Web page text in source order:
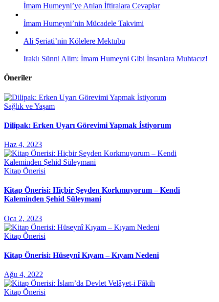
İmam Humeyni’ye Atılan İftiralara Cevaplar
İmam Humeyni’nin Mücadele Takvimi
Ali Şeriati’nin Kölelere Mektubu
Iraklı Sünni Alim: İmam Humeyni Gibi İnsanlara Muhtacız!
Öneriler
Sağlık ve Yaşam
Dilipak: Erken Uyarı Görevimi Yapmak İstiyorum
Haz 4, 2023
Kitap Önerisi
Kitap Önerisi: Hiçbir Şeyden Korkmuyorum – Kendi
Kaleminden Şehid Süleymani
Oca 2, 2023
Kitap Önerisi
Kitap Önerisi: Hüseynî Kıyam – Kıyam Nedeni
Ağu 4, 2022
Kitap Önerisi